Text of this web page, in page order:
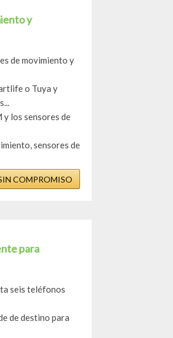
y
de movimiento y
o Tuya y
los sensores de
sensores de
COMPROMISO
para
seis teléfonos
de destino para